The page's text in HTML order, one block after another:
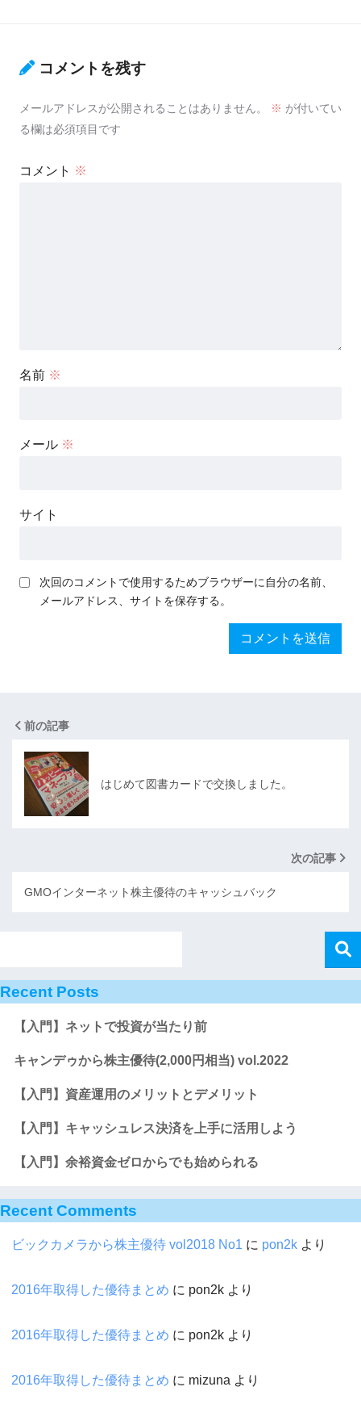
コメントを残す
メールアドレスが公開されることはありません。 ※ が付いてい
る欄は必須項目です
コメント ※
名前 ※
メール ※
サイト
次回のコメントで使用するためブラウザーに自分の名前、
メールアドレス、サイトを保存する。
前の記事
はじめて図書カードで交換しました。
次の記事
GMOインターネット株主優待のキャッシュバック
Recent Posts
【入門】ネットで投資が当たり前
キャンデゥから株主優待(2,000円相当) vol.2022
【入門】資産運用のメリットとデメリット
【入門】キャッシュレス決済を上手に活用しよう
【入門】余裕資金ゼロからでも始められる
Recent Comments
ビックカメラから株主優待 vol2018 No1 に pon2k より
2016年取得した優待まとめ に pon2k より
2016年取得した優待まとめ に pon2k より
2016年取得した優待まとめ に mizuna より